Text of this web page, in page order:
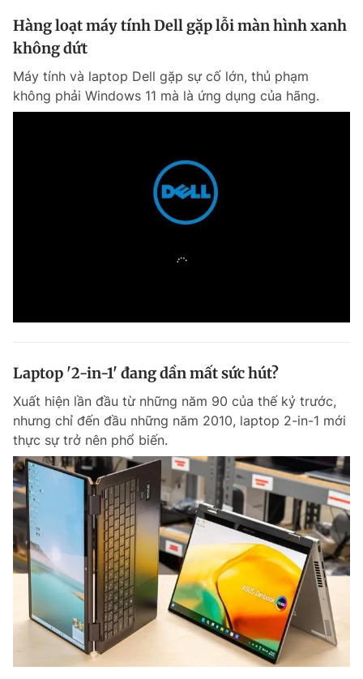
Hàng loạt máy tính Dell gặp lỗi màn hình xanh
không dứt
Máy tính và laptop Dell gặp sự cố lớn, thủ phạm
không phải Windows 11 mà là ứng dụng của hãng.
Laptop '2-in-1' đang dần mất sức hút?
Xuất hiện lần đầu từ những năm 90 của thế kỷ trước,
nhưng chỉ đến đầu những năm 2010, laptop 2-in-1 mới
thực sự trở nên phổ biến.